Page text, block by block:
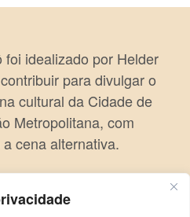
idealizado por Helder
para divulgar o
cultural da Cidade de
Metropolitana, com
cena alternativa.